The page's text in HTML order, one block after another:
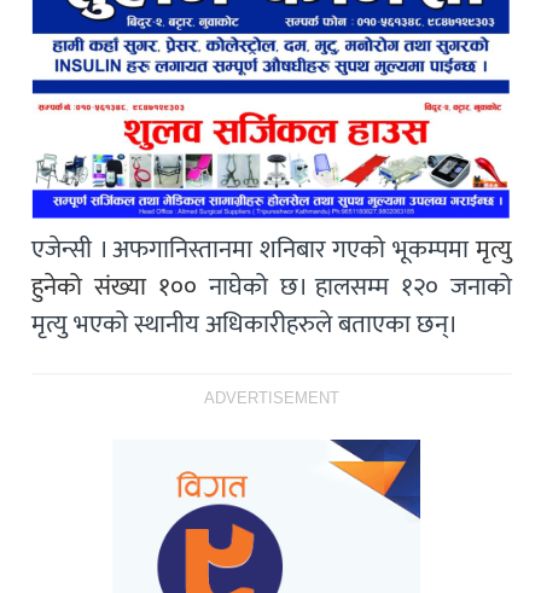
एजेन्सी । अफगानिस्तानमा शनिबार गएको भूकम्पमामृत्यु
हुनेको संख्या १०० नाघेको छ। हालसम्म १२० जनाको
मृत्यु भएको स्थानीय अधिकारीहरुले बताएका छन्।
ADVERTISEMENT